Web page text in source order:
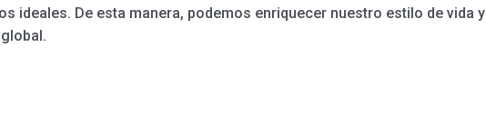
ideales. De esta manera, podemos enriquecer nuestro estilo de vida y